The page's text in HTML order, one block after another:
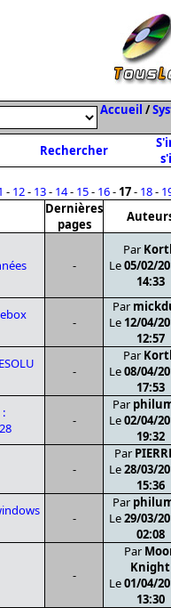
Accueil /
Rechercher
- 12- 13- 14- 15- 16- 17- 18-
Dernières
pages
-
Par
Le05/02/
14:33
-
Par
Le 12/04/
12:57
-
Par
Le08/04/
17:53
-
Par
Le02/04/
19:32
-
Par
Le28/03/
15:36
-
Par
Le29/03/
02:08
-
Par
Knight
Le01/04/
13:30